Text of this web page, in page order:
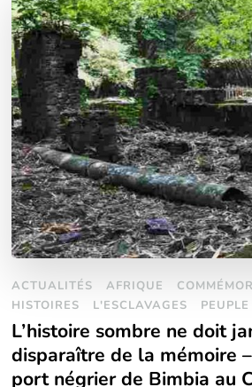
ACTUALITÉS AFRIQUE
HISTOIRES
L'ESCLAVAGES
L’histoire sombre ne doit
disparaître de la mémoire
port négrier de Bimbia au